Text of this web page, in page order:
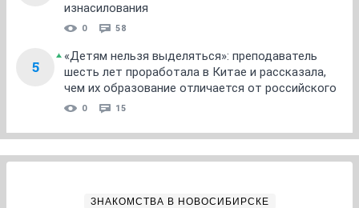
изнасилования
0 58
5
«Детям нельзя выделяться»: преподаватель
шесть лет проработала в Китае и рассказала,
чем их образование отличается от российского
0 15
ЗНАКОМСТВА В НОВОСИБИРСКЕ